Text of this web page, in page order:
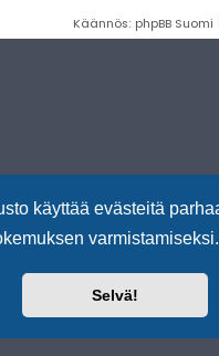
käyttää evästeitä
varmistamiseksi.
Selvä!
Käännös: phpBB